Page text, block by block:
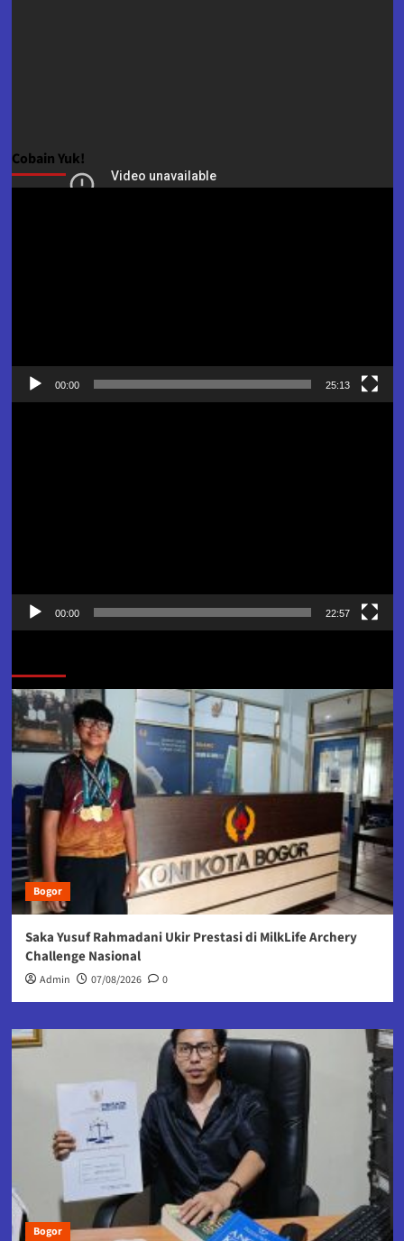
Cobain Yuk!
00:00 25:13
00:00 22:57
Bogor
Saka Yusuf Rahmadani Ukir Prestasi di MilkLife Archery
Challenge Nasional
Admin 07/08/2026 0
Bogor